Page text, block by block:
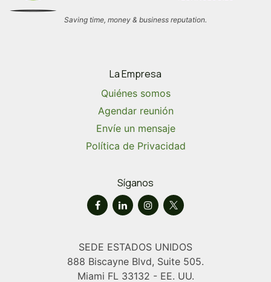
Saving time, money & business reputation.
La Empresa
Quiénes somos
Agendar reunión
Envíe un mensaje
Política de Privacidad
Síganos
SEDE ESTADOS UNIDOS
888 Biscayne Blvd, Suite 505.
Miami FL 33132 - EE. UU.